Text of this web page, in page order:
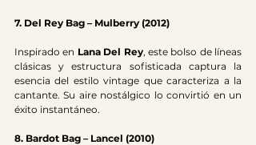
7. Del Rey Bag – Mulberry (2012)
Inspirado en Lana Del Rey, este bolso de líneas
clásicas y estructura sofisticada captura la
esencia del estilo vintage que caracteriza a la
cantante. Su aire nostálgico lo convirtió en un
éxito instantáneo.
8. Bardot Bag – Lancel (2010)